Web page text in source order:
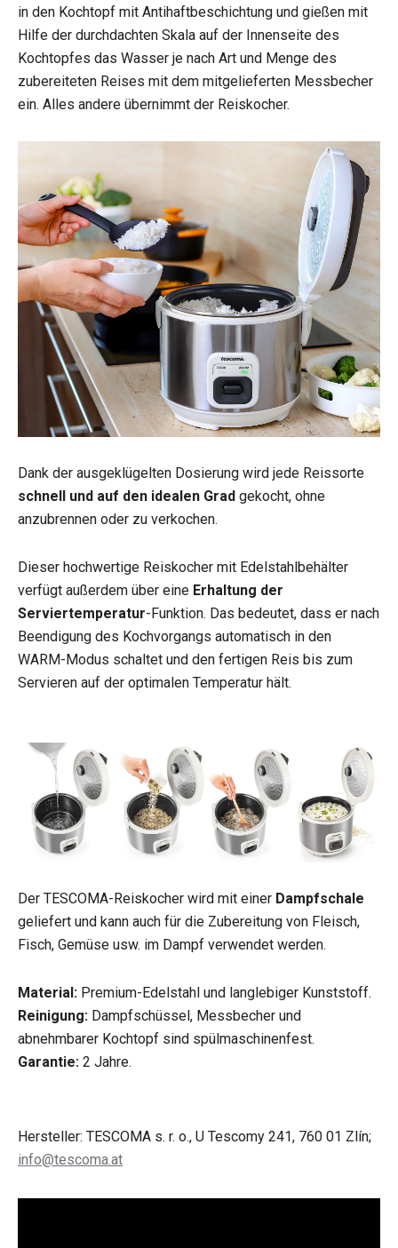
in den Kochtopf mit Antihaftbeschichtung und gießen mit
Hilfe der durchdachten Skala auf der Innenseite des
Kochtopfes das Wasser je nach Art und Menge des
zubereiteten Reises mit dem mitgelieferten Messbecher
ein. Alles andere übernimmt der Reiskocher.
Dank der ausgeklügelten Dosierung wird jede Reissorte
schnell und auf den idealen Grad gekocht, ohne
anzubrennen oder zu verkochen.
Dieser hochwertige Reiskocher mit Edelstahlbehälter
verfügt außerdem über eine Erhaltung der
Serviertemperatur-Funktion. Das bedeutet, dass er nach
Beendigung des Kochvorgangs automatisch in den
WARM-Modus schaltet und den fertigen Reis bis zum
Servieren auf der optimalen Temperatur hält.
Der TESCOMA-Reiskocher wird mit einer Dampfschale
geliefert und kann auch für die Zubereitung von Fleisch,
Fisch, Gemüse usw. im Dampf verwendet werden.
Material: Premium-Edelstahl und langlebiger Kunststoff.
Reinigung: Dampfschüssel, Messbecher und
abnehmbarer Kochtopf sind spülmaschinenfest.
Garantie: 2 Jahre.
Hersteller: TESCOMA s. r. o., U Tescomy 241, 760 01 Zlín;
info@tescoma.at